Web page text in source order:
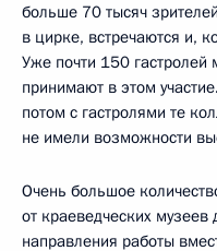
больше 70 тысяч
в цирке, встречаются и,
Уже почти 150
принимают в этом
потом с гастролями те
не имели возможности
Очень большое
от краеведческих
направления работы